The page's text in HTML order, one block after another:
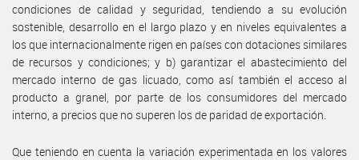
condiciones de calidad y seguridad, tendiendo a su evolución
sostenible, desarrollo en el largo plazo y en niveles equivalentes a
los que internacionalmente rigen en países con dotaciones similares
de recursos y condiciones; y b) garantizar el abastecimiento del
mercado interno de gas licuado, como así también el acceso al
producto a granel, por parte de los consumidores del mercado
interno, a precios que no superen los de paridad de exportación.
Que teniendo en cuenta la variación experimentada en los valores